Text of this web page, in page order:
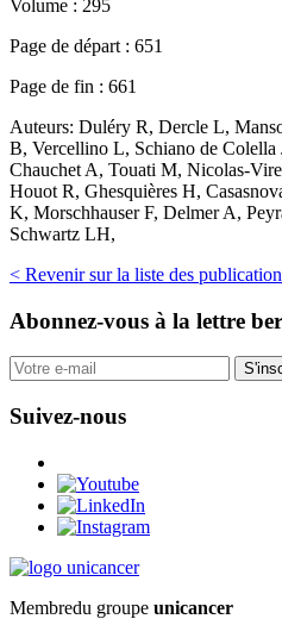
Volume : 295
Page de départ : 651
Page de fin : 661
Auteurs: Duléry R, Dercle L,
B, Vercellino L, Schiano de
Chauchet A, Touati M, Nicolas-
Houot R, Ghesquières H,
K, Morschhauser F, Delmer A,
Schwartz LH,
< Revenir sur la liste des
Abonnez-vous à la lettre
Suivez-nous
Membredu groupe unicancer